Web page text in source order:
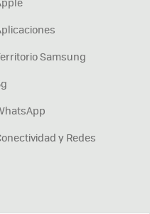
Samsung
y Redes